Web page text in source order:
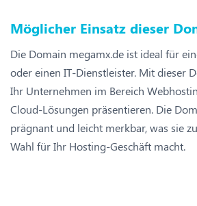
Möglicher Einsatz dieser
Die Domain megamx.de ist ideal für
oder einen IT-Dienstleister. Mit dieser
Ihr Unternehmen im Bereich
Cloud-Lösungen präsentieren. Die
prägnant und leicht merkbar, was sie
Wahl für Ihr Hosting-Geschäft macht.